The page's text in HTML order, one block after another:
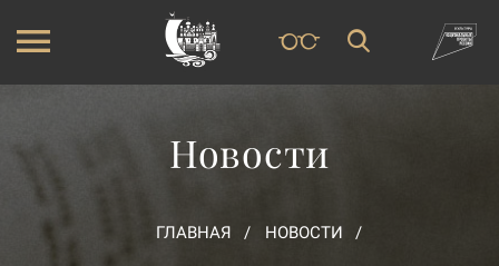
Новости
ГЛАВНАЯ НОВОСТИ